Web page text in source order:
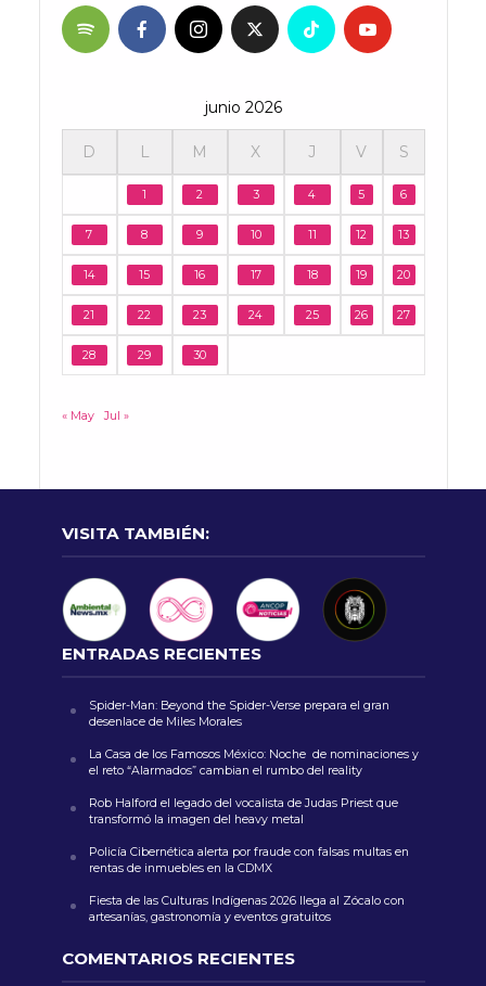
junio 2026
D L M X J V S
1 2 3 4 5 6
7 8 9 10 11 12 13
14 15 16 17 18 19 20
21 22 23 24 25 26 27
28 29 30
« May Jul »
VISITA TAMBIÉN:
ENTRADAS RECIENTES
Spider-Man: Beyond the Spider-Verse prepara el gran
desenlace de Miles Morales
La Casa de los Famosos México: Noche de nominaciones y
el reto “Alarmados” cambian el rumbo del reality
Rob Halford el legado del vocalista de Judas Priest que
transformó la imagen del heavy metal
Policía Cibernética alerta por fraude con falsas multas en
rentas de inmuebles en la CDMX
Fiesta de las Culturas Indígenas 2026 llega al Zócalo con
artesanías, gastronomía y eventos gratuitos
COMENTARIOS RECIENTES